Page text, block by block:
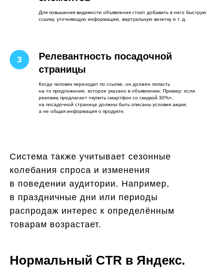
Для повышения видимости объявления стоит добавить в него быструю
ссылку, уточняющую информацию, виртуальную визитку и т. д.
Релевантность посадочной
страницы
Когда человек переходит по ссылке, он должен попасть
на то предложение, которое указано в объявлении. Пример: если
реклама предлагает «купить смартфон со скидкой 30%»,
на посадочной странице должны быть описаны условия акции,
а не общая информация о продукте.
Система также учитывает сезонные
колебания спроса и изменения
в поведении аудитории. Например,
в праздничные дни или периоды
распродаж интерес к определённым
товарам возрастает.
Нормальный CTR в Яндекс.